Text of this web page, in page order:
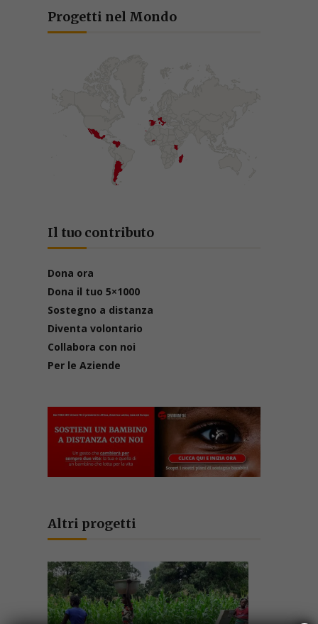
Progetti nel Mondo
Il tuo contributo
Dona ora
Dona il tuo 5×1000
Sostegno a distanza
Diventa volontario
Collabora con noi
Per le Aziende
Altri progetti